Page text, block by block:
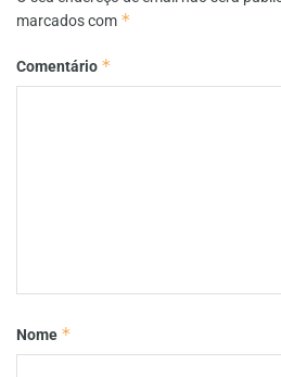
marcados com *
Comentário *
Nome *